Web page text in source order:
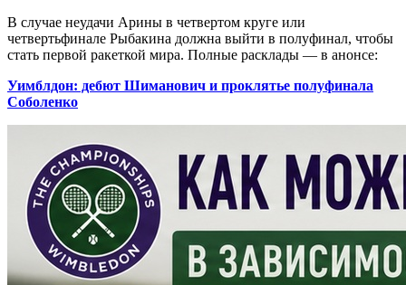
В случае неудачи Арины в четвертом круге или
четвертьфинале Рыбакина должна выйти в полуфинал, чтобы
стать первой ракеткой мира. Полные расклады — в анонсе:
Уимблдон: дебют Шиманович и проклятье полуфинала
Соболенко